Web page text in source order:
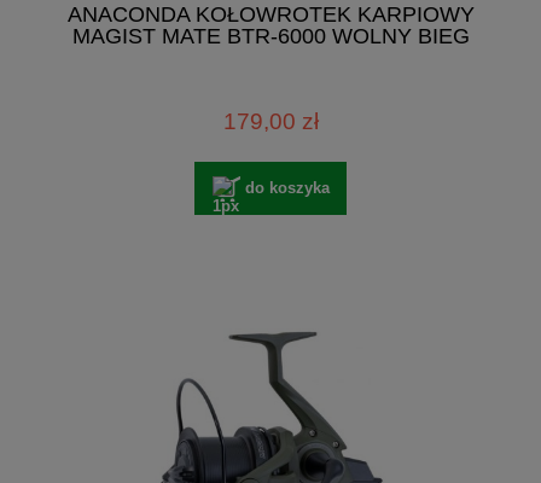
ANACONDA KOŁOWROTEK KARPIOWY
MAGIST MATE BTR-6000 WOLNY BIEG
179,00 zł
do koszyka